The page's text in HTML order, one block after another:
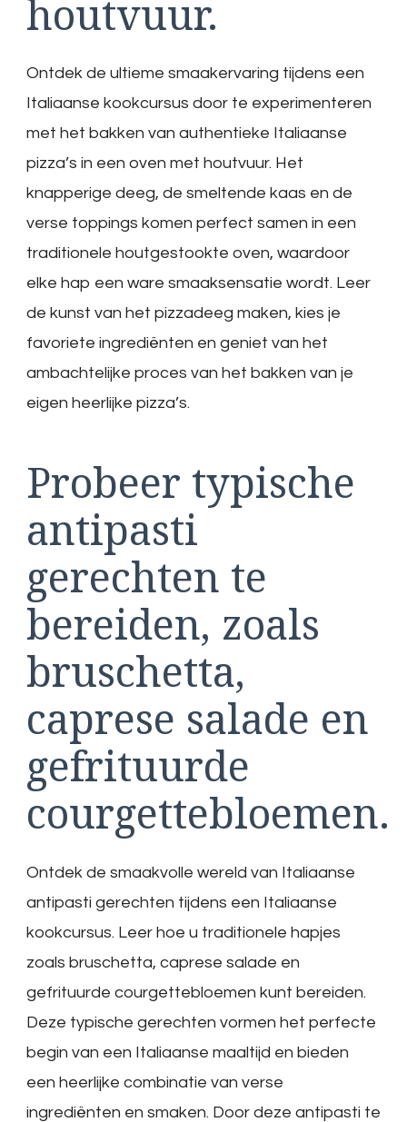
houtvuur.
Ontdek de ultieme smaakervaring tijdens een
Italiaanse kookcursus door te experimenteren
met het bakken van authentieke Italiaanse
pizza’s in een oven met houtvuur. Het
knapperige deeg, de smeltende kaas en de
verse toppings komen perfect samen in een
traditionele houtgestookte oven, waardoor
elke hap een ware smaaksensatie wordt. Leer
de kunst van het pizzadeeg maken, kies je
favoriete ingrediënten en geniet van het
ambachtelijke proces van het bakken van je
eigen heerlijke pizza’s.
Probeer typische
antipasti
gerechten te
bereiden, zoals
bruschetta,
caprese salade en
gefrituurde
courgettebloemen.
Ontdek de smaakvolle wereld van Italiaanse
antipasti gerechten tijdens een Italiaanse
kookcursus. Leer hoe u traditionele hapjes
zoals bruschetta, caprese salade en
gefrituurde courgettebloemen kunt bereiden.
Deze typische gerechten vormen het perfecte
begin van een Italiaanse maaltijd en bieden
een heerlijke combinatie van verse
ingrediënten en smaken. Door deze antipasti te